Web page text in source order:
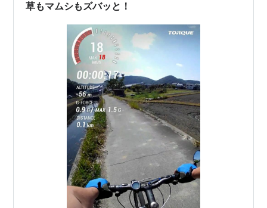
草もマムシもズバッと！